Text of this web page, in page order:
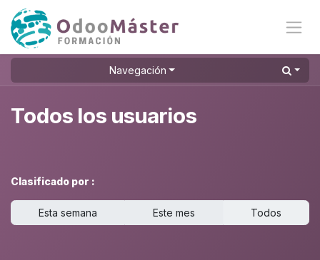
Ir al contenido
Navegación
Todos los usuarios
Clasificado por :
Esta semana Este mes Todos